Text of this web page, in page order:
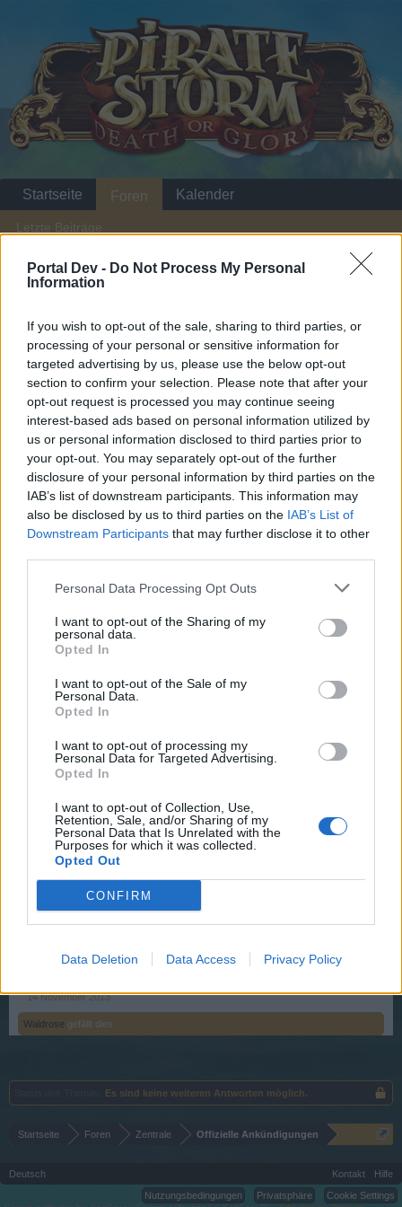
Portal Dev - Do Not Process My Personal
Information
If you wish to opt-out of the sale, sharing to third parties, or
processing of your personal or sensitive information for
targeted advertising by us, please use the below opt-out
section to confirm your selection. Please note that after your
opt-out request is processed you may continue seeing
interest-based ads based on personal information utilized by
us or personal information disclosed to third parties prior to
your opt-out. You may separately opt-out of the further
disclosure of your personal information by third parties on the
IAB’s list of downstream participants. This information may
also be disclosed by us to third parties on the IAB’s List of
Downstream Participants that may further disclose it to other
Personal Data Processing Opt Outs
I want to opt-out of the Sharing of my
personal data.
Opted In
I want to opt-out of the Sale of my
Personal Data.
Opted In
I want to opt-out of processing my
Personal Data for Targeted Advertising.
Opted In
I want to opt-out of Collection, Use,
Retention, Sale, and/or Sharing of my
Personal Data that Is Unrelated with the
Purposes for which it was collected.
Opted Out
CONFIRM
Data Deletion Data Access Privacy Policy
Startseite Foren Zentrale Offizielle Ankündigungen
Liebe(r) Forum-Leser/in,
wenn Du in diesem Forum aktiv an den Gesprächen
teilnehmen oder eigene Themen starten möchtest,
musst Du Dich bitte zunächst im Spiel einloggen.
Falls Du noch keinen Spielaccount besitzt, bitte
registriere Dich neu. Wir freuen uns auf Deinen
nächsten Besuch in unserem Forum!„Zum Spiel“
Status des Themas: Es sind keine weiteren Antworten möglich.
Team Pirate Storm
Ahoi Piraten
Forum. Wir freuen uns darauf, mit euch die See und die
Meere von Pirate Storm erkunden zu dürfen.
exklusiv von neuen Inhalten und Ankündigungen.
schenken:
http://www.facebook.com/piratestorm
Oder folgt uns auf Twitter, und seid die Ersten, die über die
neuesten Piratestorm
Euer Pirate Storm Team
14 November 2013
Waldrose gefällt dies.
Es sind keine weiteren Antworten möglich.
Startseite Foren Zentrale Offizielle Ankündigungen
Startseite Foren
Letzte Beiträge
Kalender
Deutsch Kontakt
Hilfe
Nutzungsbedingungen
Privatsphäre
Cookie Settings